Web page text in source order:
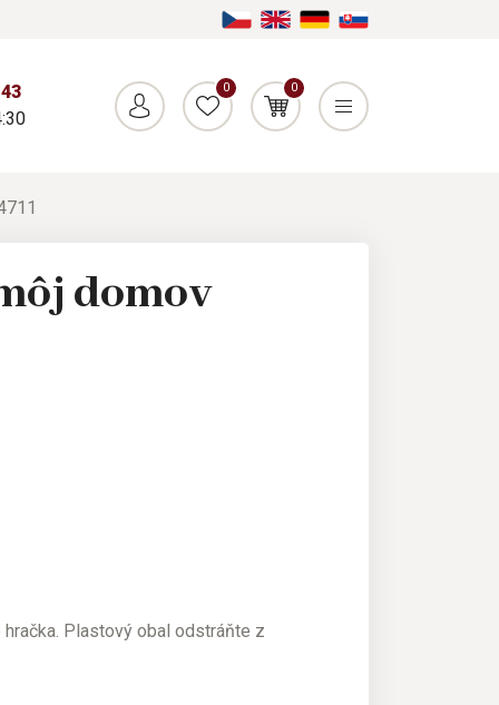
0 0
domov
hračka. Plastový obal odstráňte z